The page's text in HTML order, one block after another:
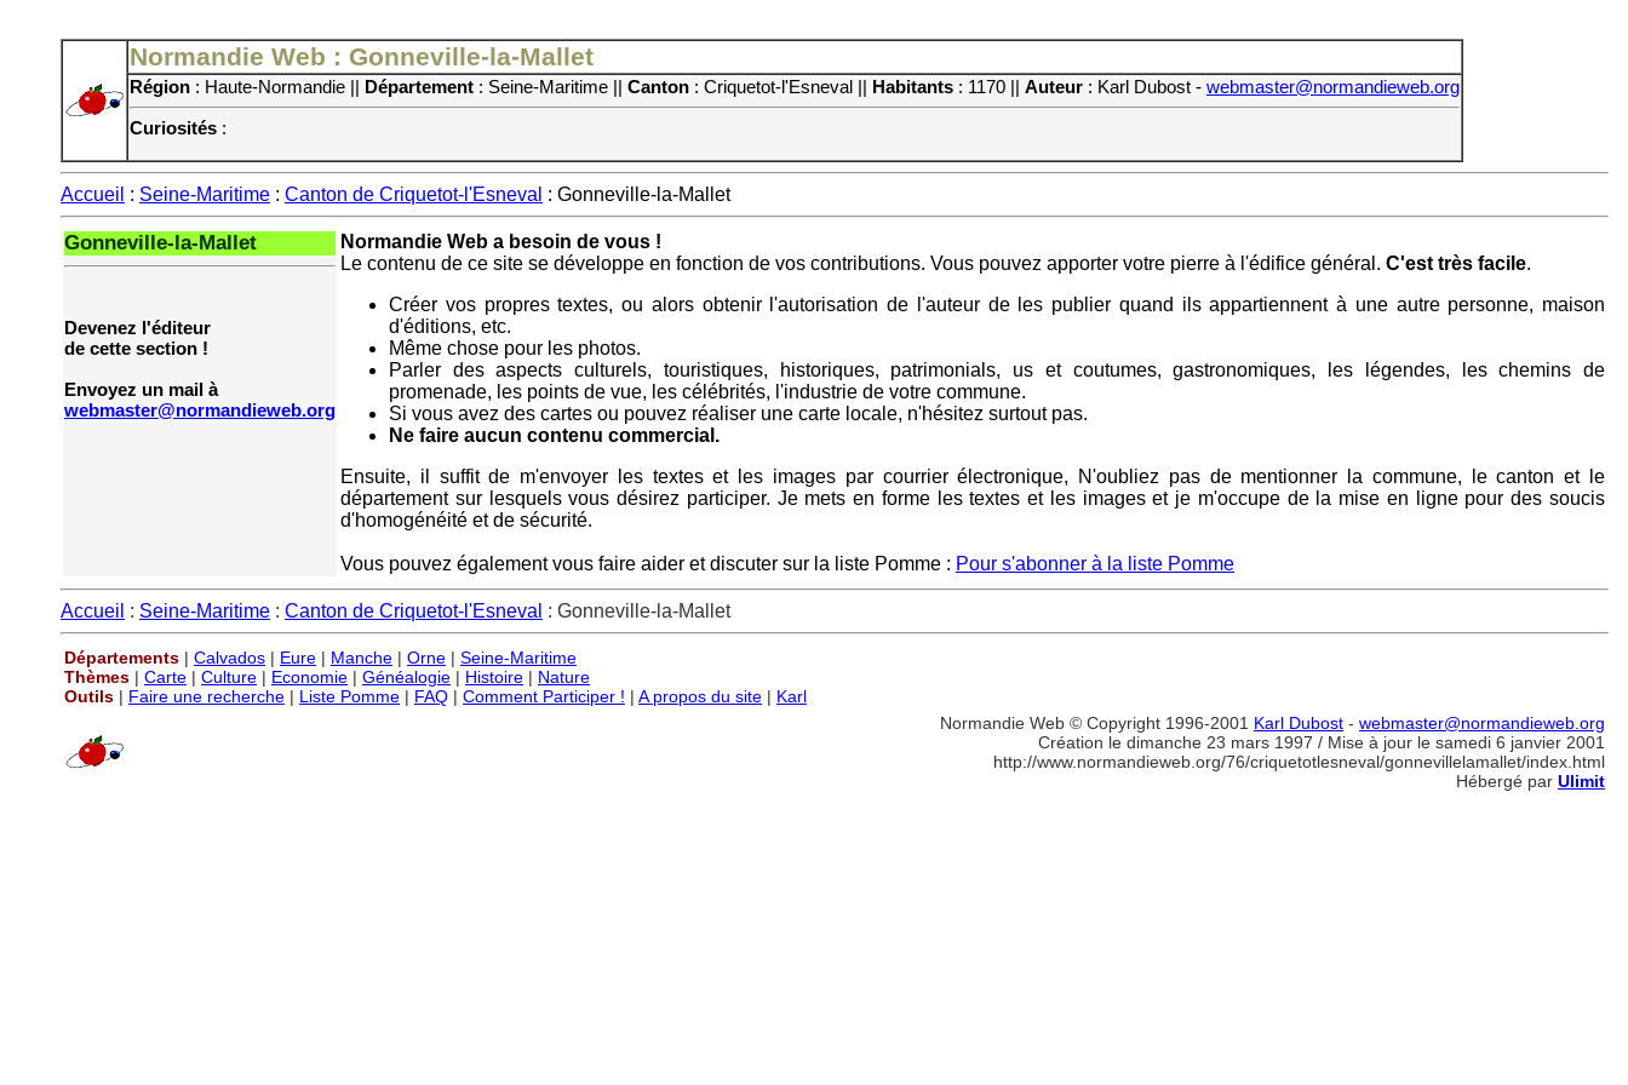
Normandie Web : Gonneville-la-Mallet
Région : Haute-Normandie || Département : Seine-Maritime || Canton : Criquetot-l'Esneval || Habitants : 1170 || Auteur : Karl Dubost - webmaster@normandieweb.org
Curiosités :
Accueil : Seine-Maritime : Canton de Criquetot-l'Esneval : Gonneville-la-Mallet
Gonneville-la-Mallet
Devenez l'éditeur
de cette section !
Envoyez un mail à
webmaster@normandieweb.org
Normandie Web a besoin de vous !
Le contenu de ce site se développe en fonction de vos contributions. Vous pouvez apporter votre pierre à l'édifice général. C'est très facile.
Créer vos propres textes, ou alors obtenir l'autorisation de l'auteur de les publier quand ils appartiennent à une autre personne, maison
d'éditions, etc.
Même chose pour les photos.
Parler des aspects culturels, touristiques, historiques, patrimonials, us et coutumes, gastronomiques, les légendes, les chemins de
promenade, les points de vue, les célébrités, l'industrie de votre commune.
Si vous avez des cartes ou pouvez réaliser une carte locale, n'hésitez surtout pas.
Ne faire aucun contenu commercial.
Ensuite, il suffit de m'envoyer les textes et les images par courrier électronique, N'oubliez pas de mentionner la commune, le canton et le
département sur lesquels vous désirez participer. Je mets en forme les textes et les images et je m'occupe de la mise en ligne pour des soucis
d'homogénéité et de sécurité.
Vous pouvez également vous faire aider et discuter sur la liste Pomme : Pour s'abonner à la liste Pomme
Accueil : Seine-Maritime : Canton de Criquetot-l'Esneval : Gonneville-la-Mallet
Départements | Calvados | Eure | Manche | Orne | Seine-Maritime
Thèmes | Carte | Culture | Economie | Généalogie | Histoire | Nature
Outils | Faire une recherche | Liste Pomme | FAQ | Comment Participer ! | A propos du site | Karl
Normandie Web © Copyright 1996-2001 Karl Dubost - webmaster@normandieweb.org
Création le dimanche 23 mars 1997 / Mise à jour le samedi 6 janvier 2001
http://www.normandieweb.org/76/criquetotlesneval/gonnevillelamallet/index.html
Hébergé par Ulimit